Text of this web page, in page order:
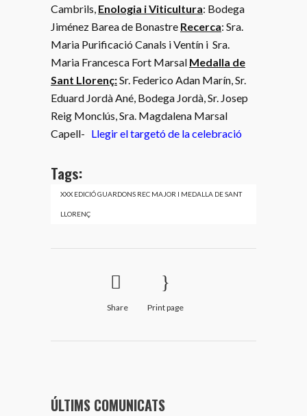
Cambrils, Enologia i Viticultura: Bodega
Jiménez Barea de Bonastre Recerca: Sra.
Maria Purificació Canals i Ventín i Sra.
Maria Francesca Fort Marsal Medalla de
Sant Llorenç:Sr. Federico Adan Marín, Sr.
Eduard Jordà Ané, Bodega Jordà, Sr. Josep
Reig Monclús, Sra. Magdalena Marsal
Capell- Llegir el targetó de la celebració
Tags:
XXX EDICIÓ GUARDONS REC MAJOR I MEDALLA DE SANT
LLORENÇ
Share Print page
ÚLTIMS COMUNICATS